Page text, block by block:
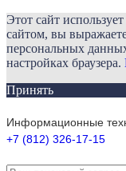
Этот сайт
сайтом, вы
персональных
настройках браузера.
Принять
Информационные
+7 (812) 326-17-15